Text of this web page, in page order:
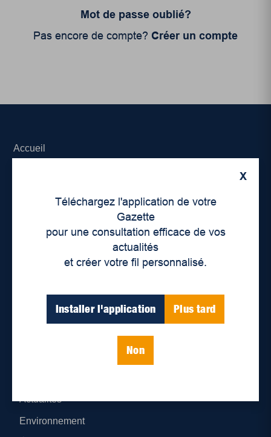
Mot de passe oublié?
Pas encore de compte? Créer un compte
X
Téléchargez l'application de votre
Gazette
pour une consultation efficace de vos
actualités
et créer votre fil personnalisé.
Installer l'application Plus tard
Non
Accueil
Déontologie et confidentialité
Devenir partenaire
Lieux de distribution
Nous joindre
Parutions numériques
Actualités
Environnement